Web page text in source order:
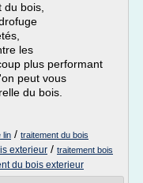
bois,
les
plus performant
peut vous
du bois.
lin / traitement du bois
exterieur / traitement bois
du bois exterieur